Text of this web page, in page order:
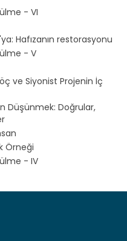
- VI
Hafızanın restorasyonu
- V
ve Siyonist Projenin İç
Düşünmek: Doğrular,
Örneği
- IV